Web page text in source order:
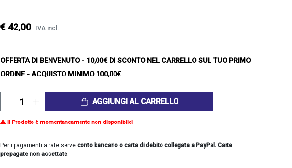
€ 42,00 IVA incl.
OFFERTA DI BENVENUTO- 10,00€ DI SCONTO NEL CARRELLO SUL TUO PRIMO
ORDINE - ACQUISTO MINIMO 100,00€
AGGIUNGI AL CARRELLO
Il Prodotto è momentaneamente non disponibile!
Per i pagamenti a rate serve conto bancario o carta di debito collegata a PayPal. Carte
prepagate non accettate.